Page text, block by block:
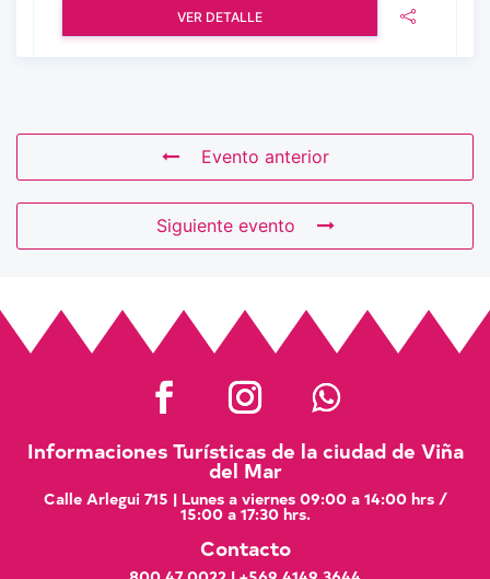
VER DETALLE
Evento anterior
Siguiente evento
Informaciones Turísticas de la ciudad de Viña
del Mar
Calle Arlegui 715 | Lunes a viernes 09:00 a 14:00 hrs /
15:00 a 17:30 hrs.
Contacto